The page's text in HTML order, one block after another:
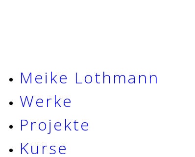
Meike Lothmann
Werke
Projekte
Kurse